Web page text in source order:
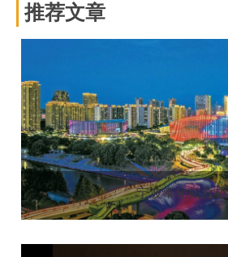
推荐文章
宁波奉化如意桥